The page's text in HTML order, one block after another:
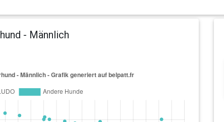
- Männlich